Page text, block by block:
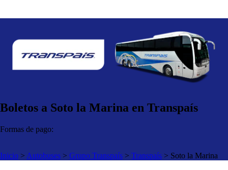
Boletos a Soto la Marina en Transpaís
Formas de pago:
Inicio > Autobuses > Grupo Transpaís > Transpaís > Soto la Marina